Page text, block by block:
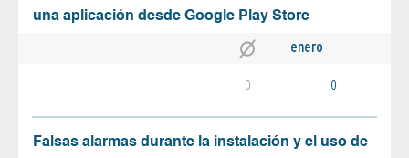
una aplicación desde Google Play Store
enero
0 0
Falsas alarmas durante la instalación y el uso de